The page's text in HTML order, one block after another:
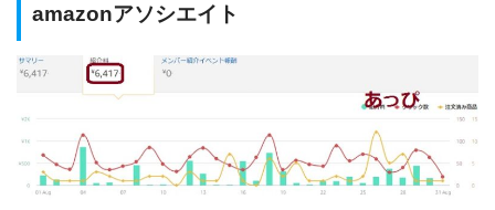
amazonアソシエイト